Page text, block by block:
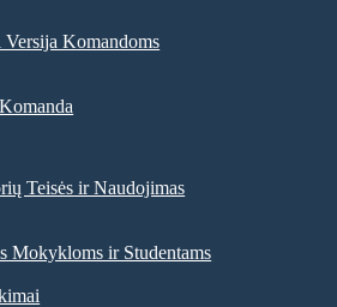
Komandoms
Teisės ir Naudojimas
Mokykloms ir Studentams